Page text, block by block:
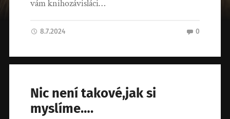
vám knihozávisláci…
8.7.2024 0
Nic není takové,jak si
myslíme….